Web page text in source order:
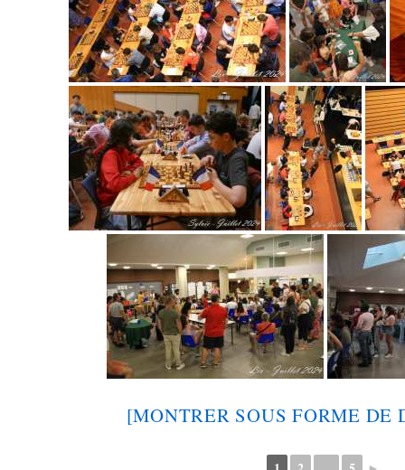
[MONTRER SOUS FORME